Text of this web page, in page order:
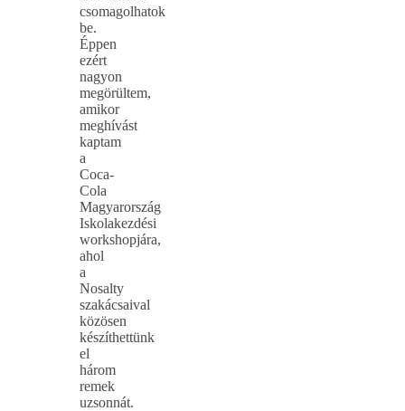
csomagolhatok
be.
Éppen
ezért
nagyon
megörültem,
amikor
meghívást
kaptam
a
Coca-
Cola
Magyarország
Iskolakezdési
workshopjára,
ahol
a
Nosalty
szakácsaival
közösen
készíthettünk
el
három
remek
uzsonnát.